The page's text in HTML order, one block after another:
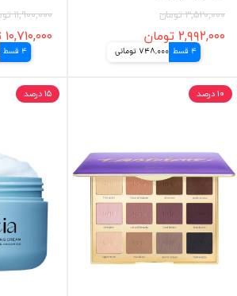
۳,۵۲۰,۰۰۰ تومان
۲,۹۹۲,۰۰۰ تومان
4 قسط 748,000 تومانی
۱۱,۹۰۰,۰۰۰ تومان
۱۰,۷۱۰,۰۰۰ تومان
4 قسط
۱۰ درصد ۱۵ درصد